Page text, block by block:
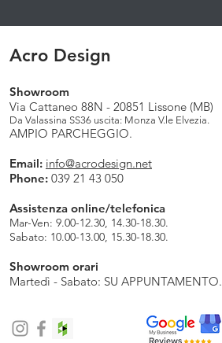
Acro Design
Showroom
Via Cattaneo 88N - 20851 Lissone (MB)
Da Valassina SS36 uscita: Monza V.le Elvezia.
AMPIO PARCHEGGIO.
Email: info@acrodesign.net
Phone: 039 21 43 050
Assistenza online/telefonica
Mar-Ven: 9.00-12.30, 14.30-18.30.
Sabato: 10.00-13.00, 15.30-18.30.
Showroom orari
Martedì - Sabato: SU APPUNTAMENTO.